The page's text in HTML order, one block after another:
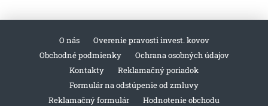
O nás
Overenie pravosti invest. kovov
Obchodné podmienky
Ochrana osobných údajov
Kontakty
Reklamačný poriadok
Formulár na odstúpenie od zmluvy
Reklamačný formulár
Hodnotenie obchodu